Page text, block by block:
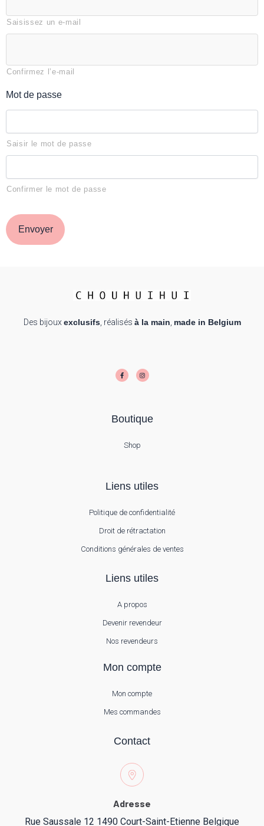
Saisissez un e-mail
Confirmez l’e-mail
Mot de passe
Saisir le mot de passe
Confirmer le mot de passe
Des bijoux exclusifs, réalisés à la main made in Belgium
c
e
b
s
t
a
Boutique
Shop
Liens utiles
Politique de confidentialité
Droit de rétractation
Conditions générales de ventes
Liens utiles
A propos
Devenir revendeur
Nos revendeurs
Mon compte
Mon compte
Mes commandes
Contact
Adresse
Rue Saussale 12 1490 Court-Saint-Etienne Belgique